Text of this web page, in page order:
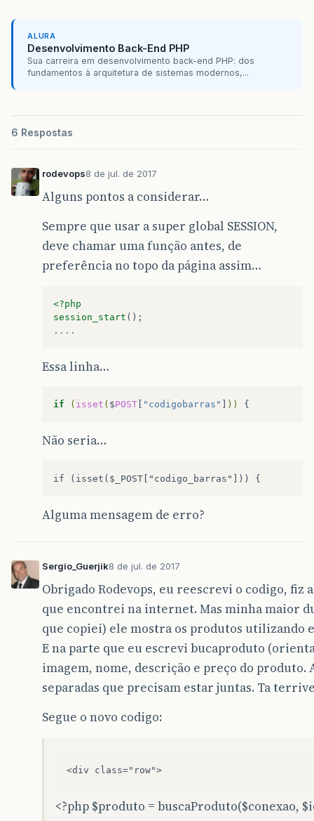
ALURA
Desenvolvimento Back-End PHP
Sua carreira em desenvolvimento back-end PHP: dos
fundamentos à arquitetura de sistemas modernos,...
6 Respostas
rodevops8 de jul. de 2017
Alguns pontos a considerar…
Sempre que usar a super global SESSION,
deve chamar uma função antes, de
preferência no topo da página assim…
<?php
session_start ();
....
Essa linha…
if ( isset ( $POST "codigobarras" ))
Não seria…
if (isset($_POST["codigo_barras"])) {
Alguma mensagem de erro?
Sergio_Guerjik8 de jul. de 2017
Obrigado Rodevops, eu reescrevi o codigo,
que encontrei na internet. Mas minha maior
que copiei) ele mostra os produtos utilizando
E na parte que eu escrevi bucaproduto
imagem, nome, descrição e preço do produto.
separadas que precisam estar juntas. Ta
Segue o novo codigo:
<div class="row">
<?php $produto = buscaProduto($conexao,